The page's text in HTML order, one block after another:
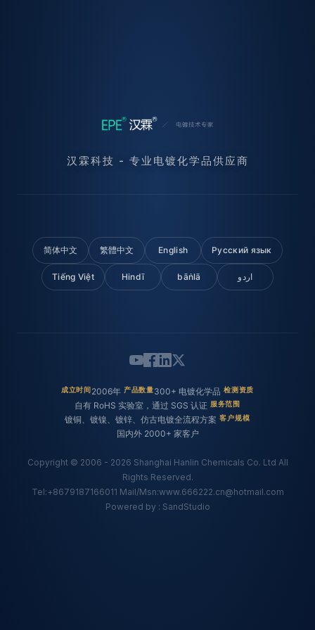
汉霖科技 - 专业电镀化学品供应商
简体中文 繁體中文 English Русский язык
Tiếng Việt Hindī bāṅlā
成立时间 2006年 产品数量300+ 电镀化学品 检测资质
自有 RoHS 实验室，通过 SGS 认证 服务范围
镀铜、镀镍、镀锌、仿古电镀全流程方案 客户规模
国内外 2000+ 家客户
Copyright © 2006 - 2026 Shanghai Hanlin Chemicals Co. Ltd All
Rights Reserved.
Tel:+8679187166011 Mail/Msn:www.666222.cn@hotmail.com
Powered by : SandStudio